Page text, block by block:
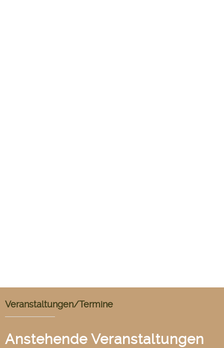
Veranstaltungen/Termine
Anstehende Veranstaltungen